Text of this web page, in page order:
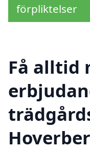
förpliktelser
Få alltid